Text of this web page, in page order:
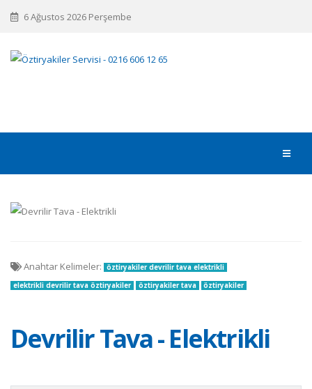
6 Ağustos 2026 Perşembe
Devrilir Tava - Elektrikli
Anahtar Kelimeler:
öztiryakiler devrilir tava elektrikli
elektrikli devrilir tava öztiryakiler
öztiryakiler tava öztiryakiler